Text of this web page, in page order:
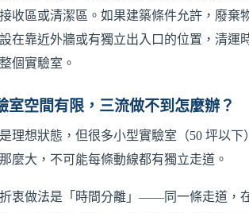
收區或清潔區。如果建築條件允許，廢棄
在靠近外牆或有獨立出入口的位置，清運
個實驗室。
室空間有限，三流做不到怎麼辦？
理想狀態，但很多小型實驗室（50 坪以下
麼大，不可能每條動線都有獨立走道。
衷做法是「時間分離」——同一條走道，